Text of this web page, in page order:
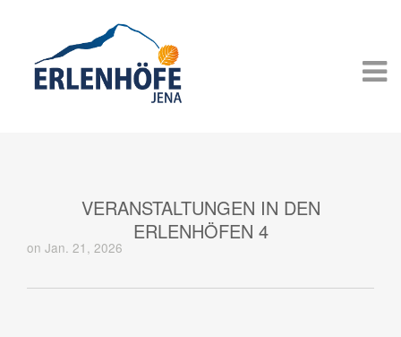
VERANSTALTUNGEN IN DEN
ERLENHÖFEN 4
on Jan. 21, 2026